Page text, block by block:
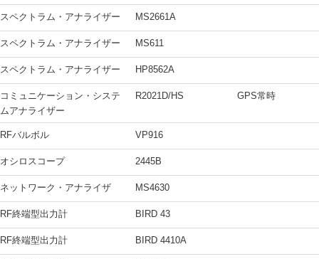
スペクトラム・アナライザー MS2661A
スペクトラム・アナライザー MS611
スペクトラム・アナライザー HP8562A
コミュニケーション・システ
ムアナライザー
R2021D/HS GPS常時
RFバルボル VP916
オシロスコープ 2445B
ネットワーク・アナライザ MS4630
RF終端型出力計 BIRD 43
RF終端型出力計 BIRD 4410A